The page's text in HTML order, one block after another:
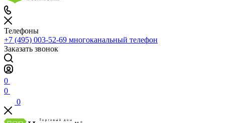
Телефоны
+7 (495) 003-52-69 многоканальный телефон
Заказать звонок
0
0
0